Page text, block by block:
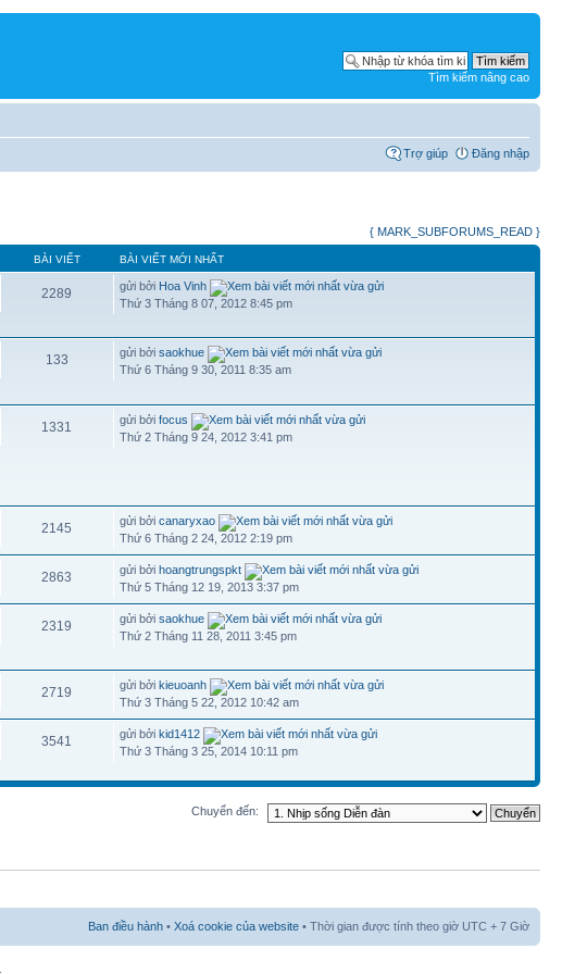
Tìm kiếm nâng cao
Trợ giúp Đăng nhập
{ MARK_SUBFORUMS_READ }
BÀI VIẾT BÀI VIẾT MỚI NHẤT
2289 gửi bởi Hoa Vinh
Thứ 3 Tháng 8 07, 2012 8:45 pm
133 gửi bởisaokhue
Thứ 6 Tháng 9 30, 2011 8:35 am
1331 gửi bởifocus
Thứ 2 Tháng 9 24, 2012 3:41 pm
2145 gửi bởicanaryxao
Thứ 6 Tháng 2 24, 2012 2:19 pm
2863 gửi bởihoangtrungspkt
Thứ 5 Tháng 12 19, 2013 3:37 pm
2319 gửi bởisaokhue
Thứ 2 Tháng 11 28, 2011 3:45 pm
2719 gửi bởikieuoanh
Thứ 3 Tháng 5 22, 2012 10:42 am
3541 gửi bởikid1412
Thứ 3 Tháng 3 25, 2014 10:11 pm
Chuyển đến:
Ban điều hành • Xoá cookie của website • Thời gian được tính theo giờ UTC + 7 Giờ